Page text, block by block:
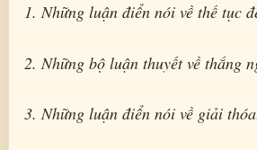
1. Những luận điển nói về thế tục
2. Những bộ luận thuyết về thắng
3. Những luận điển nói về giải